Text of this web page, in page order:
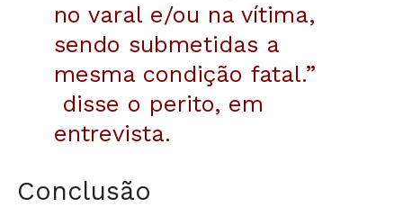
no varal e/ou na vítima,
sendo submetidas a
mesma condição fatal.”
disse o perito, em
entrevista.
Conclusão